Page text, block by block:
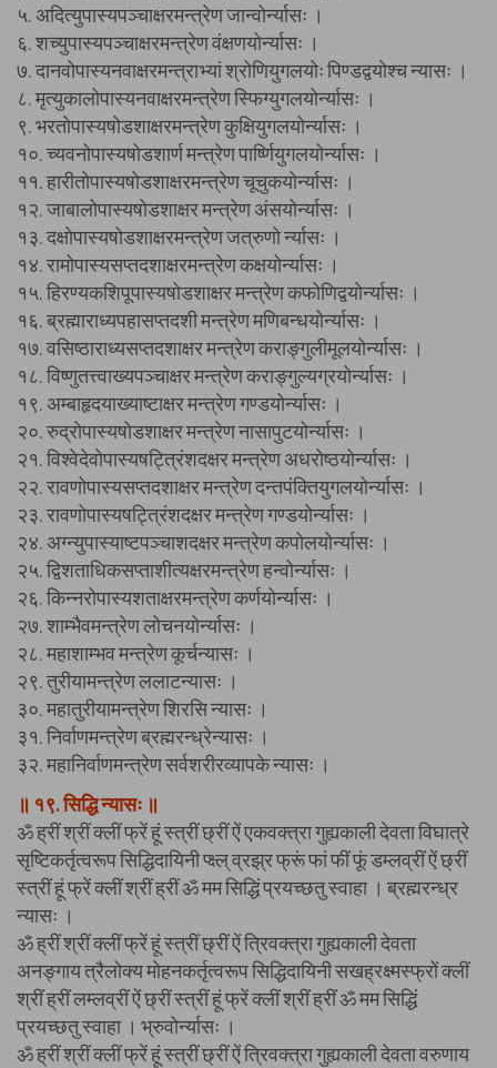
५. अदित्युपास्यपञ्चाक्षरमन्त्रेण जान्वोर्न्यासः ।
६. शच्युपास्यपञ्चाक्षरमन्त्रेण वंक्षणयोर्न्यासः ।
७. दानवोपास्यनवाक्षरमन्त्राभ्यां श्रोणियुगलयोः पिण्डद्वयोश्च न्यासः ।
८. मृत्युकालोपास्यनवाक्षरमन्त्रेण स्फिग्युगलयोर्न्यासः ।
९. भरतोपास्यषोडशाक्षरमन्त्रेण कुक्षियुगलयोर्न्यासः ।
१०. च्यवनोपास्यषोडशार्ण मन्त्रेण पार्ष्णियुगलयोर्न्यासः ।
११. हारीतोपास्यषोडशाक्षरमन्त्रेण चूचुकयोर्न्यासः ।
१२. जाबालोपास्यषोडशाक्षर मन्त्रेण अंसयोर्न्यासः ।
१३. दक्षोपास्यषोडशाक्षरमन्त्रेण जत्रुणो र्न्यासः ।
१४. रामोपास्यसप्तदशाक्षरमन्त्रेण कक्षयोर्न्यासः ।
१५. हिरण्यकशिपूपास्यषोडशाक्षर मन्त्रेण कफोणिद्वयोर्न्यासः ।
१६. ब्रह्माराध्यपहासप्तदशी मन्त्रेण मणिबन्धयोर्न्यासः ।
१७. वसिष्ठाराध्यसप्तदशाक्षर मन्त्रेण कराङ्गुलीमूलयोर्न्यासः ।
१८. विष्णुतत्त्वाख्यपञ्चाक्षर मन्त्रेण कराङ्गुल्यग्रयोर्न्यासः ।
१९. अम्बाहृदयाख्याष्टाक्षर मन्त्रेण गण्डयोर्न्यासः ।
२०. रुद्रोपास्यषोडशाक्षर मन्त्रेण नासापुटयोर्न्यासः ।
२१. विश्वेदेवोपास्यषट्त्रिंशदक्षर मन्त्रेण अधरोष्ठयोर्न्यासः ।
२२. रावणोपास्यसप्तदशाक्षर मन्त्रेण दन्तपंक्तियुगलयोर्न्यासः ।
२३. रावणोपास्यषट्त्रिंशदक्षर मन्त्रेण गण्डयोर्न्यासः ।
२४. अग्न्युपास्याष्टपञ्चाशदक्षर मन्त्रेण कपोलयोर्न्यासः ।
२५. द्विशताधिकसप्ताशीत्यक्षरमन्त्रेण हन्वोर्न्यासः ।
२६. किन्नरोपास्यशताक्षरमन्त्रेण कर्णयोर्न्यासः ।
२७. शाम्भैवमन्त्रेण लोचनयोर्न्यासः ।
२८. महाशाम्भव मन्त्रेण कूर्चन्यासः ।
२९. तुरीयामन्त्रेण ललाटन्यासः ।
३०. महातुरीयामन्त्रेण शिरसि न्यासः ।
३१. निर्वाणमन्त्रेण ब्रह्मरन्ध्रेन्यासः ।
३२. महानिर्वाणमन्त्रेण सर्वशरीरव्यापके न्यासः ।
॥ १९. सिद्धि न्यासः ॥
ॐ ह्रीं श्रीं क्लीं फ्रें हूं स्त्रीं छ्रीं ऐं एकवक्त्रा गुह्यकाली देवता विघात्रे
सृष्टिकर्तृत्वरूप सिद्धिदायिनी प्क्ष्ल् व्रझ्र फ्रूं फां फीं फूं डम्लव्रीं ऐं छ्रीं
स्त्रीं हूं फ्रें क्लीं श्रीं ह्रीं ॐ मम सिद्धिं प्रयच्छतु स्वाहा । ब्रह्मरन्ध्र
न्यासः ।
ॐ ह्रीं श्रीं क्लीं फ्रें हूं स्त्रीं छ्रीं ऐं त्रिवक्त्रा गुह्यकाली देवता
अनङ्गाय त्रैलोक्य मोहनकर्तृत्वरूप सिद्धिदायिनी सखह्रक्ष्मस्फ्रों क्लीं
श्रीं ह्रीं लम्लव्रीं ऐं छ्रीं स्त्रीं हूं फ्रें क्लीं श्रीं ह्रीं ॐ मम सिद्धिं
प्रयच्छतु स्वाहा । भ्रुवोर्न्यासः ।
ॐ ह्रीं श्रीं क्लीं फ्रें हूं स्त्रीं छ्रीं ऐं त्रिवक्त्रा गुह्यकाली देवता वरुणाय